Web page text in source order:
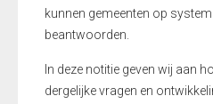
kunnen gemeenten op
beantwoorden.
In deze notitie geven wij aan
dergelijke vragen en